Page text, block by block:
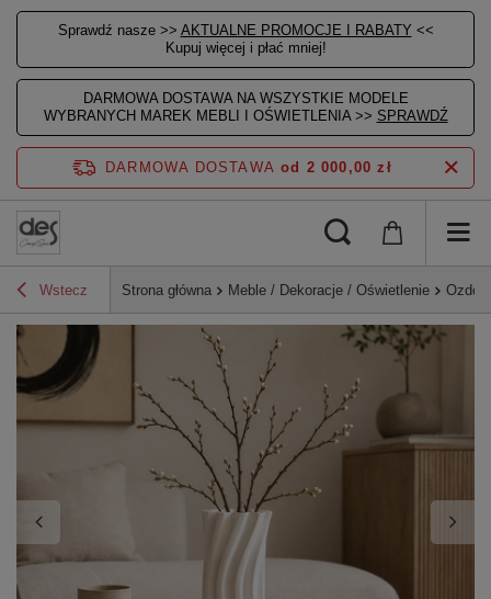
Sprawdź nasze >> AKTUALNE PROMOCJE I RABATY <<
Kupuj więcej i płać mniej!
DARMOWA DOSTAWA NA WSZYSTKIE MODELE
WYBRANYCH MAREK MEBLI I OŚWIETLENIA >> SPRAWDŹ
DARMOWA DOSTAWA od 2 000,00 zł
Wstecz Strona główna Meble / Dekoracje / Oświetlenie